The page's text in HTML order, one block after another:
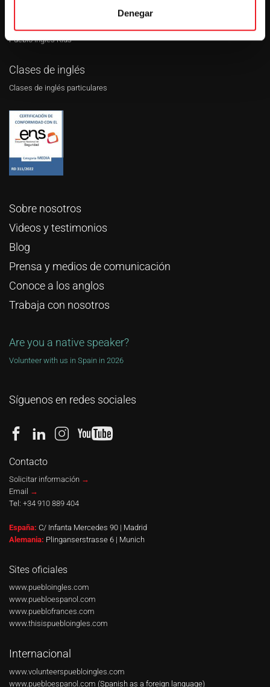
Denegar
Campamentos de inglés
Pueblo Inglés Teens
Pueblo Inglés Kids
Clases de inglés
Clases de inglés particulares
Sobre nosotros
Videos y testimonios
Blog
Prensa y medios de comunicación
Conoce a los anglos
Trabaja con nosotros
Are you a native speaker?
Volunteer with us in Spain in 2026
Síguenos en redes sociales
Contacto
Solicitar información →
Email →
Tel: +34 910 889 404
España: C/ Infanta Mercedes 90 | Madrid
Alemania: Plinganserstrasse 6 | Munich
Sites oficiales
www.puebloingles.com
www.puebloespanol.com
www.pueblofrances.com
www.thisispuebloingles.com
Internacional
www.volunteerspuebloingles.com
www.puebloespanol.com (Spanish as a foreign language)